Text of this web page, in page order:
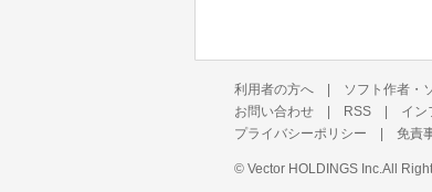
利用者の方へ | ソフト作者・
お問い合わせ | RSS | イン
プライバシーポリシー | 免責
© Vector HOLDINGS Inc. All